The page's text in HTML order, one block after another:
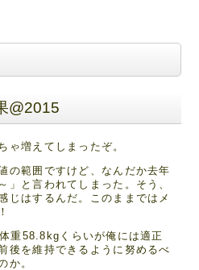
@2015
ゃ増えてしまったぞ。
の範囲ですけど、なんだか去年
」と言われてしまった。そう、
じはするんだ。このままではメ
重58.8kgくらいが俺には適正
後を維持できるように努めるべ
か。